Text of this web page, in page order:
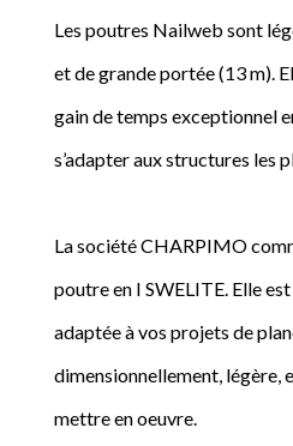
Les poutres Nailweb sont
et de grande portée (13 m).
gain de temps exceptionnel
s’adapter aux structures les
La société CHARPIMO
poutre en I SWELITE. Elle
adaptée à vos projets de
dimensionnellement, légère,
mettre en oeuvre.